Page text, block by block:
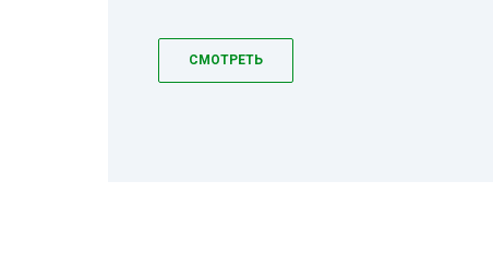
СМОТРЕТЬ